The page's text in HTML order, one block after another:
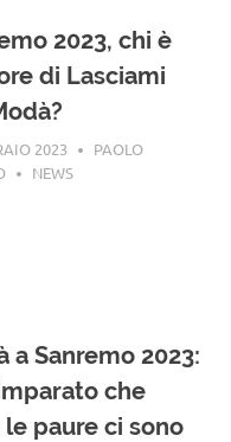
2023, chi è
di Lasciami
2023
PAOLO
NEWS
a Sanremo 2023:
che
paure ci sono